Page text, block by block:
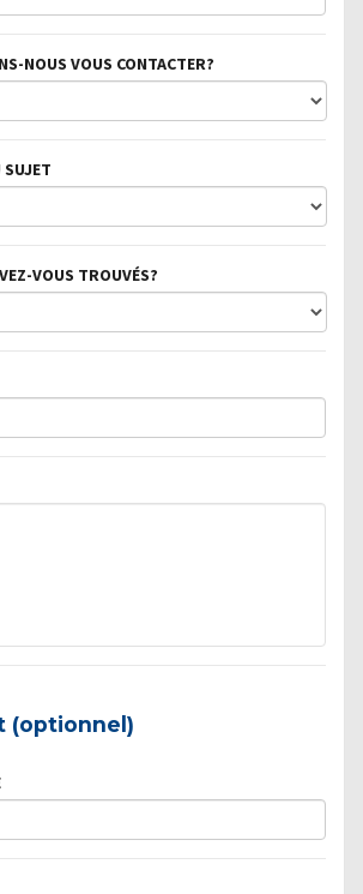
NOUS VOUS CONTACTER?
SUJET
VOUS TROUVÉS?
(optionnel)